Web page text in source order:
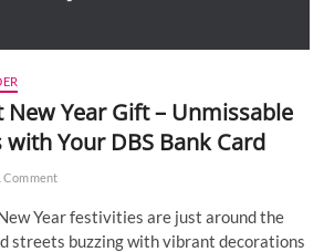
New Year Gift – Unmissable
Your DBS Bank Card
Comment
Year festivities are just around the
streets buzzing with vibrant decorations